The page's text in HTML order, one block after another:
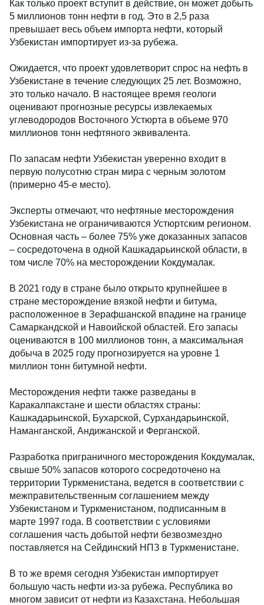
Как только проект вступит в действие, он может добыть
5 миллионов тонн нефти в год. Это в 2,5 раза
превышает весь объем импорта нефти, который
Узбекистан импортирует из-за рубежа.
Ожидается, что проект удовлетворит спрос на нефть в
Узбекистане в течение следующих 25 лет. Возможно,
это только начало. В настоящее время геологи
оценивают прогнозные ресурсы извлекаемых
углеводородов Восточного Устюрта в объеме 970
миллионов тонн нефтяного эквивалента.
По запасам нефти Узбекистан уверенно входит в
первую полусотню стран мира с черным золотом
(примерно 45-е место).
Эксперты отмечают, что нефтяные месторождения
Узбекистана не ограничиваются Устюртским регионом.
Основная часть – более 75% уже доказанных запасов
– сосредоточена в одной Кашкадарьинской области, в
том числе 70% на месторождении Кокдумалак.
В 2021 году в стране было открыто крупнейшее в
стране месторождение вязкой нефти и битума,
расположенное в Зерафшанской впадине на границе
Самаркандской и Навоийской областей. Его запасы
оцениваются в 100 миллионов тонн, а максимальная
добыча в 2025 году прогнозируется на уровне 1
миллион тонн битумной нефти.
Месторождения нефти также разведаны в
Каракалпакстане и шести областях страны:
Кашкадарьинской, Бухарской, Сурхандарьинской,
Наманганской, Андижанской и Ферганской.
Разработка приграничного месторождения Кокдумалак,
свыше 50% запасов которого сосредоточено на
территории Туркменистана, ведется в соответствии с
межправительственным соглашением между
Узбекистаном и Туркменистаном, подписанным в
марте 1997 года. В соответствии с условиями
соглашения часть добытой нефти безвозмездно
поставляется на Сейдинский НПЗ в Туркменистане.
В то же время сегодня Узбекистан импортирует
большую часть нефти из-за рубежа. Республика во
многом зависит от нефти из Казахстана. Небольшая